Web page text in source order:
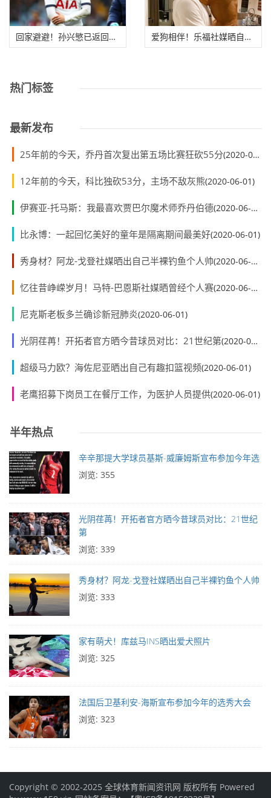
回家避避！孙兴慜已返回韩国，将执行14天隔离 爱狗相伴！乐福社媒晒自己与爱狗合影：居家隔
热门标签
最新发布
25年前的今天，乔丹首次复出第五场比赛狂砍55分(2020-06-01)
12年前的今天，科比独砍53分，主场不敌灰熊(2020-06-01)
伊赛亚-托马斯：我最喜欢贾巴尔魔术师乔丹伯德(2020-06-01)
比永博：一起回忆美好的童年是隔离期间最美好(2020-06-01)
秀身材？阿龙-戈登社媒晒出自己半裸钓鱼个人帅(2020-06-01)
忆往昔峥嵘岁月！马特-巴恩斯社媒晒曾经个人赛(2020-06-01)
尼克斯老板多兰确诊新冠肺炎(2020-06-01)
光阴荏苒！开拓者官方晒今昔球员对比：21世纪第(2020-06-01)
超级马力欧？海佐尼亚晒出自己有趣扣篮视频(2020-06-01)
老鹰招募下岗员工在餐厅工作，为医护人员提供(2020-06-01)
半年热点
辛辛那提大学球员基斯-威廉姆斯宣布参加今年选
浏览: 355
光阴荏苒！开拓者官方晒今昔球员对比：21世纪
第
浏览: 339
秀身材？阿龙-戈登社媒晒出自己半裸钓鱼个人帅
浏览: 333
家有萌犬！库兹马INS晒出爱犬照片
浏览: 325
法国后卫基利安-海斯宣布参加今年的选秀大会
浏览: 323
Copyright © 2002-2025 全球体育新闻资讯网 版权所有 Powered